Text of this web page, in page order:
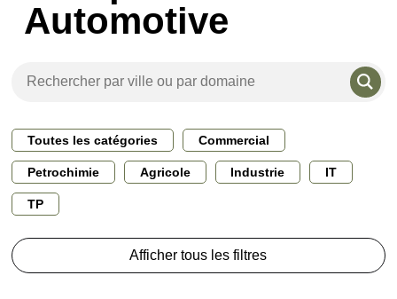
Automotive
Toutes les catégories Commercial
Petrochimie Agricole Industrie IT
TP
Afficher tous les filtres